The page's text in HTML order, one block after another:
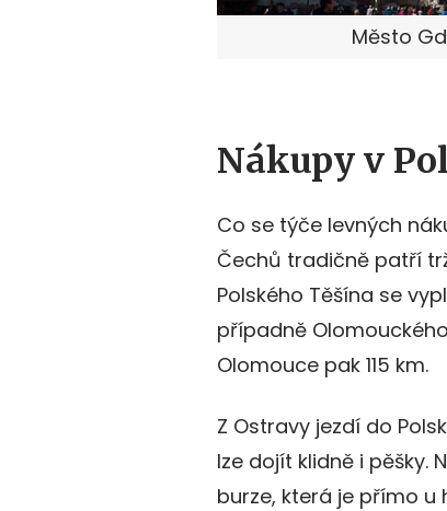
Město
Nákupy v
Co se týče levných
Čechů tradičně patří
Polského Těšína se
případně
Olomouce pak 115 km.
Z Ostravy jezdí do
lze dojít klidně i pěšky.
burze, která je přímo u